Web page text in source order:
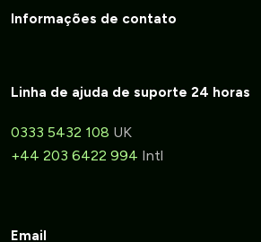
Informações de contato
Linha de ajuda de suporte 24 horas
0333 5432 108 UK
+44 203 6422 994 Intl
Email